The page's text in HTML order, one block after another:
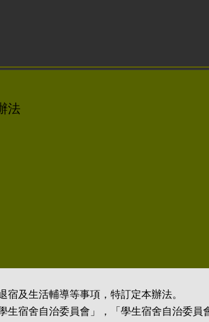
法
及生活輔導等事項，特訂定本辦法。
宿舍自治委員會」，「學生宿舍自治委員